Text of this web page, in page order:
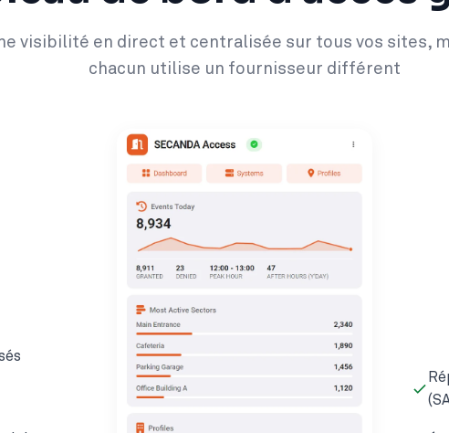
visibilité en direct et centralisée sur tous vos sites,
chacun utilise un fournisseur différent